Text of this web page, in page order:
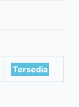
Tersedia